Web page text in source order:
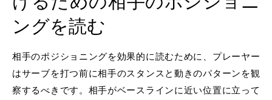
ングを読む
相手のポジショニングを効果的に読むために、プレーヤー
はサーブを打つ前に相手のスタンスと動きのパターンを観
察するべきです。相手がベースラインに近い位置に立って